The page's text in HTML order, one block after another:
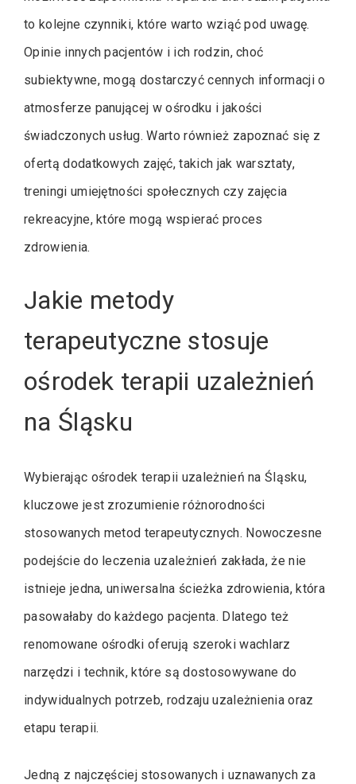
to kolejne czynniki, które warto wziąć pod uwagę.
Opinie innych pacjentów i ich rodzin, choć
subiektywne, mogą dostarczyć cennych informacji o
atmosferze panującej w ośrodku i jakości
świadczonych usług. Warto również zapoznać się z
ofertą dodatkowych zajęć, takich jak warsztaty,
treningi umiejętności społecznych czy zajęcia
rekreacyjne, które mogą wspierać proces
zdrowienia.
Jakie metody
terapeutyczne stosuje
ośrodek terapii uzależnień
na Śląsku
Wybierając ośrodek terapii uzależnień na Śląsku,
kluczowe jest zrozumienie różnorodności
stosowanych metod terapeutycznych. Nowoczesne
podejście do leczenia uzależnień zakłada, że nie
istnieje jedna, uniwersalna ścieżka zdrowienia, która
pasowałaby do każdego pacjenta. Dlatego też
renomowane ośrodki oferują szeroki wachlarz
narzędzi i technik, które są dostosowywane do
indywidualnych potrzeb, rodzaju uzależnienia oraz
etapu terapii.
Jedną z najczęściej stosowanych i uznawanych za